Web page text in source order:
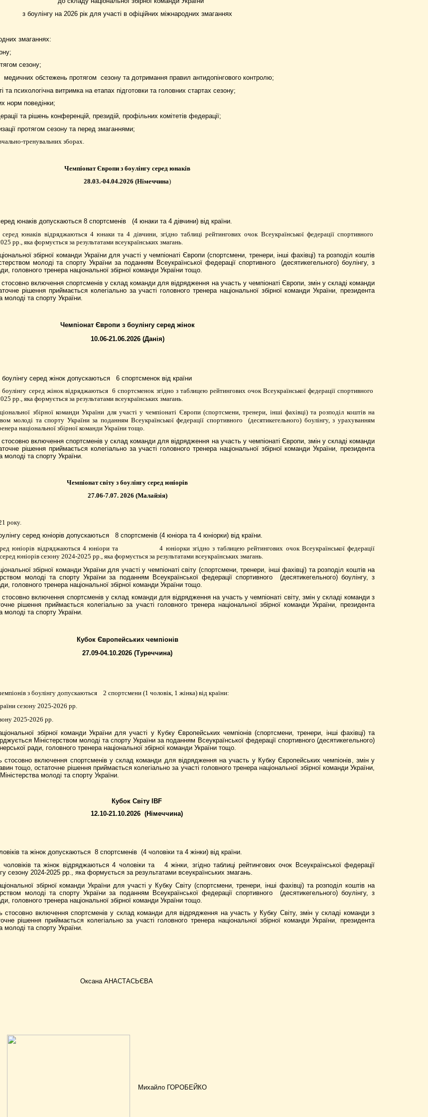
з боулінгу на 2026 рік для участі в офіційних міжнародних змаганнях
змаганнях:
сезону;
медичних обстежень протягом сезону та дотримання правил антидопінгового контролю;
та психологічна витримка на етапах підготовки та головних стартах сезону;
норм поведінки;
та рішень конференцій, президій, профільних комітетів федерації;
протягом сезону та перед змаганнями;
тренувальних зборах.
Чемпіонат Європи з боулінгу серед юнаків
28.03.-04.04.2026 (Німеччина)
юнаків допускаються 8 спортсменів (4 юнаки та 4 дівчини) від країни.
юнаків відряджаються4 юнаки та 4 дівчини, згідно таблиці рейтингових очок Всеукраїнської федерації спортивного
рр., яка формується за результатами всеукраїнських змагань.
збірної команди України для участі у чемпіонаті Європи (спортсмени, тренери, інші фахівці) тарозподіл коштів
молоді та спорту України за поданням Всеукраїнської федерації спортивного
(десятикегельного) боулінгу, з
головного тренера національної збірної команди України тощо.
стосовно включення спортсменів у склад команди для відрядження на участь у чемпіонаті Європи, змін у складі команди
рішення приймається колегіально за участі головного тренера національної збірної команди України, президента
молоді та спорту України.
Чемпіонат Європи з боулінгу серед жінок
10.06-21.06.2026 (Данія)
боулінгу серед жінок допускаються
6 спортсменок від країни
боулінгу серед жіноквідряджаються 6 спортсменок згідно з таблицею рейтингових очок Всеукраїнської федерації спортивного
рр., яка формується за результатами всеукраїнських змагань.
збірної команди України для участі у чемпіонаті Європи (спортсмени, тренери, інші фахівці) тарозподіл коштів на
молоді та спорту України за поданням Всеукраїнської федерації спортивного
(десятикегельного) боулінгу, з урахуванням
національної збірної команди України тощо.
стосовно включення спортсменів у склад команди для відрядження на участь у чемпіонаті Європи, змін у складі команди
рішення приймається колегіально за участі головного тренера національної збірної команди України, президента
молоді та спорту України.
Чемпіонат світу з боулінгу серед юніорів
27.06-7.07. 2026 (Малайзія)
року.
серед юніорів допускаються 8 спортсменів (4 юніора та 4 юніорки) від країни.
юніорів відряджаються 4 юніори та
4 юніорки згідно з таблицею рейтингових очок Всеукраїнської федерації
юніорів сезону 2024-2025 рр., яка формується за результатами всеукраїнських змагань.
збірної команди України для участі у чемпіонаті світу (спортсмени, тренери, інші фахівці) тарозподіл коштів на
молоді та спорту України за поданням Всеукраїнської федерації спортивного
(десятикегельного) боулінгу, з
головного тренера національної збірної команди України тощо.
стосовно включення спортсменів у склад команди для відрядження на участь у чемпіонаті світу, змін у складі команди з
рішення приймається колегіально за участі головного тренера національної збірної команди України, президента
молоді та спорту України.
Кубок Європейських чемпіонів
27.09-04.10.2026 (Туреччина)
з боулінгу допускаються 2 спортсмени (1 чоловік, 1 жінка) від країни:
сезону 2025-2026 рр.
2025-2026 рр.
збірної команди України для участі у Кубку Європейських чемпіонів(спортсмени, тренери, інші фахівці) та
Міністерством молоді та спорту України за поданням Всеукраїнської федерації спортивного (десятикегельного)
ради, головного тренера національної збірної команди України тощо.
стосовно включення спортсменів у склад команди для відрядження на участь у Кубку Європейських чемпіонів, змін у
тощо, остаточне рішення приймається колегіально за участі головного тренера національної збірної команди України,
молоді та спорту України.
Кубок Світу IBF
12.10-21.10.2026 (Німеччина)
та жінок допускаються 8 спортсменів (4 чоловіки та 4 жінки) від країни.
та жінок відряджаються 4 чоловіки та
4 жінки, згідно таблиці рейтингових очок Всеукраїнської федерації
сезону 2024-2025 рр., яка формується за результатами всеукраїнських змагань.
збірної команди України для участі у Кубку Світу (спортсмени, тренери, інші фахівці) та розподіл коштів на
молоді та спорту України за поданням Всеукраїнської федерації спортивного
(десятикегельного) боулінгу, з
головного тренера національної збірної команди України тощо.
стосовно включення спортсменів у склад команди для відрядження на участь у Кубку Світу, змін у складі команди з
рішення приймається колегіально за участі головного тренера національної збірної команди України, президента
молоді та спорту України.
Оксана АНАСТАСЬЄВА
Михайло ГОРОБЕЙКО